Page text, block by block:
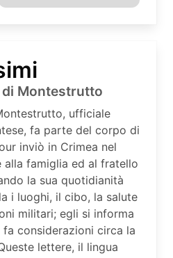
Montestrutto
ufficiale
fa parte del corpo di
inviò in Crimea nel
alla famiglia ed al fratello
la sua quotidianità
i luoghi, il cibo, la salute
militari; egli si informa
considerazioni circa la
lettere, il lingua